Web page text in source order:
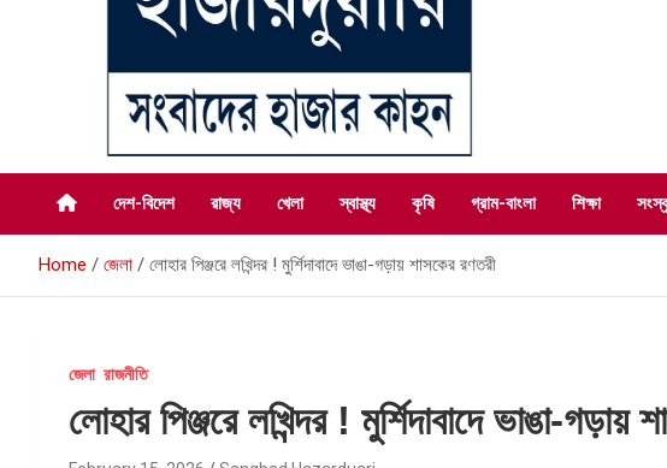
সংবাদ হাজারদুয়ারি
সংবাদের হাজার কাহন
দেশ-বিদেশ
রাজ্য খেলা স্বাস্থ্য কৃষি গ্রাম-বাংলা শিক্ষা
Home জেলা লোহার পিঞ্জরে লখিন্দর ! মুর্শিদাবাদে ভাঙা-গড়ায় শাসকের রণতরী
জেলা রাজনীতি
লোহার পিঞ্জরে লখিন্দর ! মুর্শিদাবাদে ভাঙা-গড়ায়